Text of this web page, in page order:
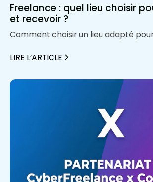
Freelance : quel lieu choisir
et recevoir ?
Comment choisir un lieu adapté
LIRE L’ARTICLE